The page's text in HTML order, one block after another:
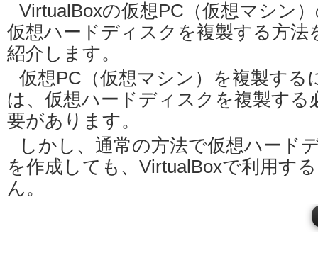
VirtualBoxの仮想PC（仮想マシン
仮想ハードディスクを複製する方法
紹介します。
仮想PC（仮想マシン）を複製する
は、仮想ハードディスクを複製する
要があります。
しかし、通常の方法で仮想ハード
を作成しても、VirtualBoxで利用す
ん。